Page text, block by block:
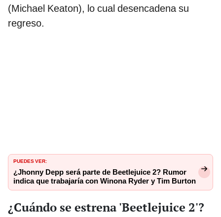
(Michael Keaton), lo cual desencadena su
regreso.
PUEDES VER:
¿Jhonny Depp será parte de Beetlejuice 2? Rumor
indica que trabajaría con Winona Ryder y Tim Burton
¿Cuándo se estrena 'Beetlejuice 2'?